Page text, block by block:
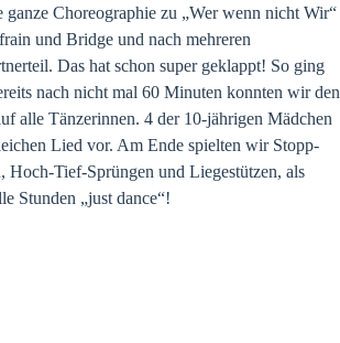
Choreographie zu „Wer wenn nicht Wir“
und Bridge und nach mehreren
Das hat schon super geklappt! So ging
nach nicht mal 60 Minuten konnten wir den
alle Tänzerinnen. 4 der 10-jährigen Mädchen
Lied vor. Am Ende spielten wir Stopp-
Tief-Sprüngen und Liegestützen, als
Stunden „just dance“!